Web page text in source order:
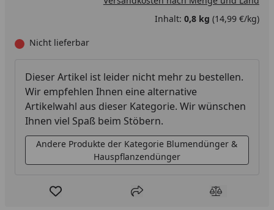
Inhalt: 0,8 kg (14,99 €/kg)
Nicht lieferbar
Dieser Artikel ist leider nicht mehr zu bestellen.
Wir empfehlen Ihnen eine alternative
Artikelwahl aus dieser Kategorie. Wir wünschen
Ihnen viel Spaß beim Stöbern.
Andere Produkte der Kategorie Blumendünger &
Hauspflanzendünger
Produkt zur Wunschliste hinzufügen
Teilen Produkt